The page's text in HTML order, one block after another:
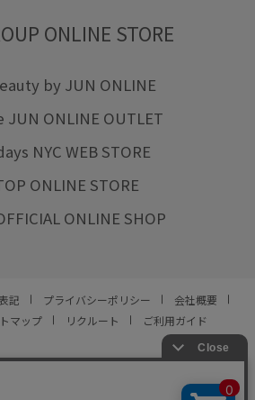
ONLINE STORE
by JUN ONLINE
JUN ONLINE OUTLET
NYC WEB STORE
ONLINE STORE
ONLINE SHOP
記 プライバシーポリシー
会社概要
マップ リクルート ご利用ガイド